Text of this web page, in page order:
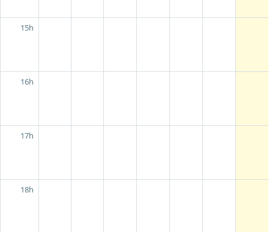
15h
16h
17h
18h